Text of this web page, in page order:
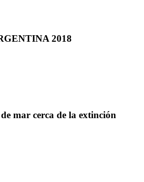
2018
mar cerca de la extinción